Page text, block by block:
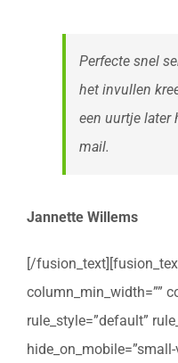
Perfecte snel
het invullen
een uurtje later
mail.
Jannette Willems
[/
column_min_width=””
rule_style=”default”